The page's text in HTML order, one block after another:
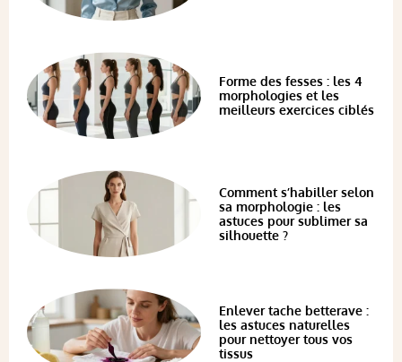
Forme des fesses : les 4
morphologies et les
meilleurs exercices ciblés
Comment s’habiller selon
sa morphologie : les
astuces pour sublimer sa
silhouette ?
Enlever tache betterave :
les astuces naturelles
pour nettoyer tous vos
tissus